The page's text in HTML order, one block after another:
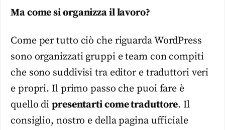
Ma come si organizza il lavoro?
Come per tutto ciò che riguarda WordPress
sono organizzati gruppi e team con compiti
che sono suddivisi tra editor e traduttori veri
e propri. Il primo passo che puoi fare è
quello dipresentarti come traduttore. Il
consiglio, nostro e della pagina ufficiale